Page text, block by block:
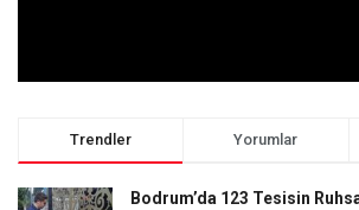
Trendler Yorumlar
Bodrum’da 123 Tesisin